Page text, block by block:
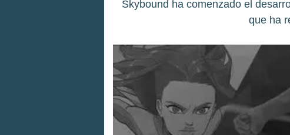
Skybound ha comenzado el
que ha